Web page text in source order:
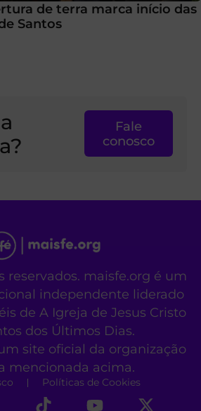
de terra marca início das
Santos
Fale
conosco
reservados. maisfe.org é um
independente liderado
de A Igreja de Jesus Cristo
dos Últimos Dias.
site oficial da organização
mencionada acima.
Políticas de Cookies